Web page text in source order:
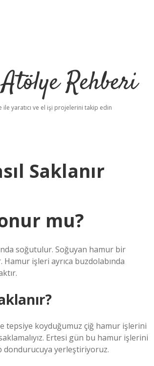
Rehberi
ile yaratıcı ve el işi projelerini takip edin
Saklanır
mu?
soğutulur. Soğuyan hamur bir
işleri ayrıca buzdolabında
tepsiye koyduğumuz çiğ hamur işlerini
Ertesi gün bu hamur işlerini
dondurucuya yerleştiriyoruz.